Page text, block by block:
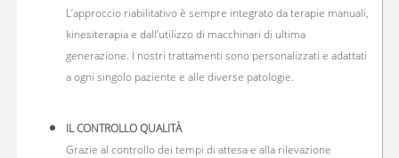
L’approccio riabilitativo è sempre integrato da terapie manuali,
kinesiterapia e dall’utilizzo di macchinari di ultima
generazione. I nostri trattamenti sono personalizzati e adattati
a ogni singolo paziente e alle diverse patologie.
IL CONTROLLO QUALITÀ
Grazie al controllo dei tempi di attesa e alla rilevazione